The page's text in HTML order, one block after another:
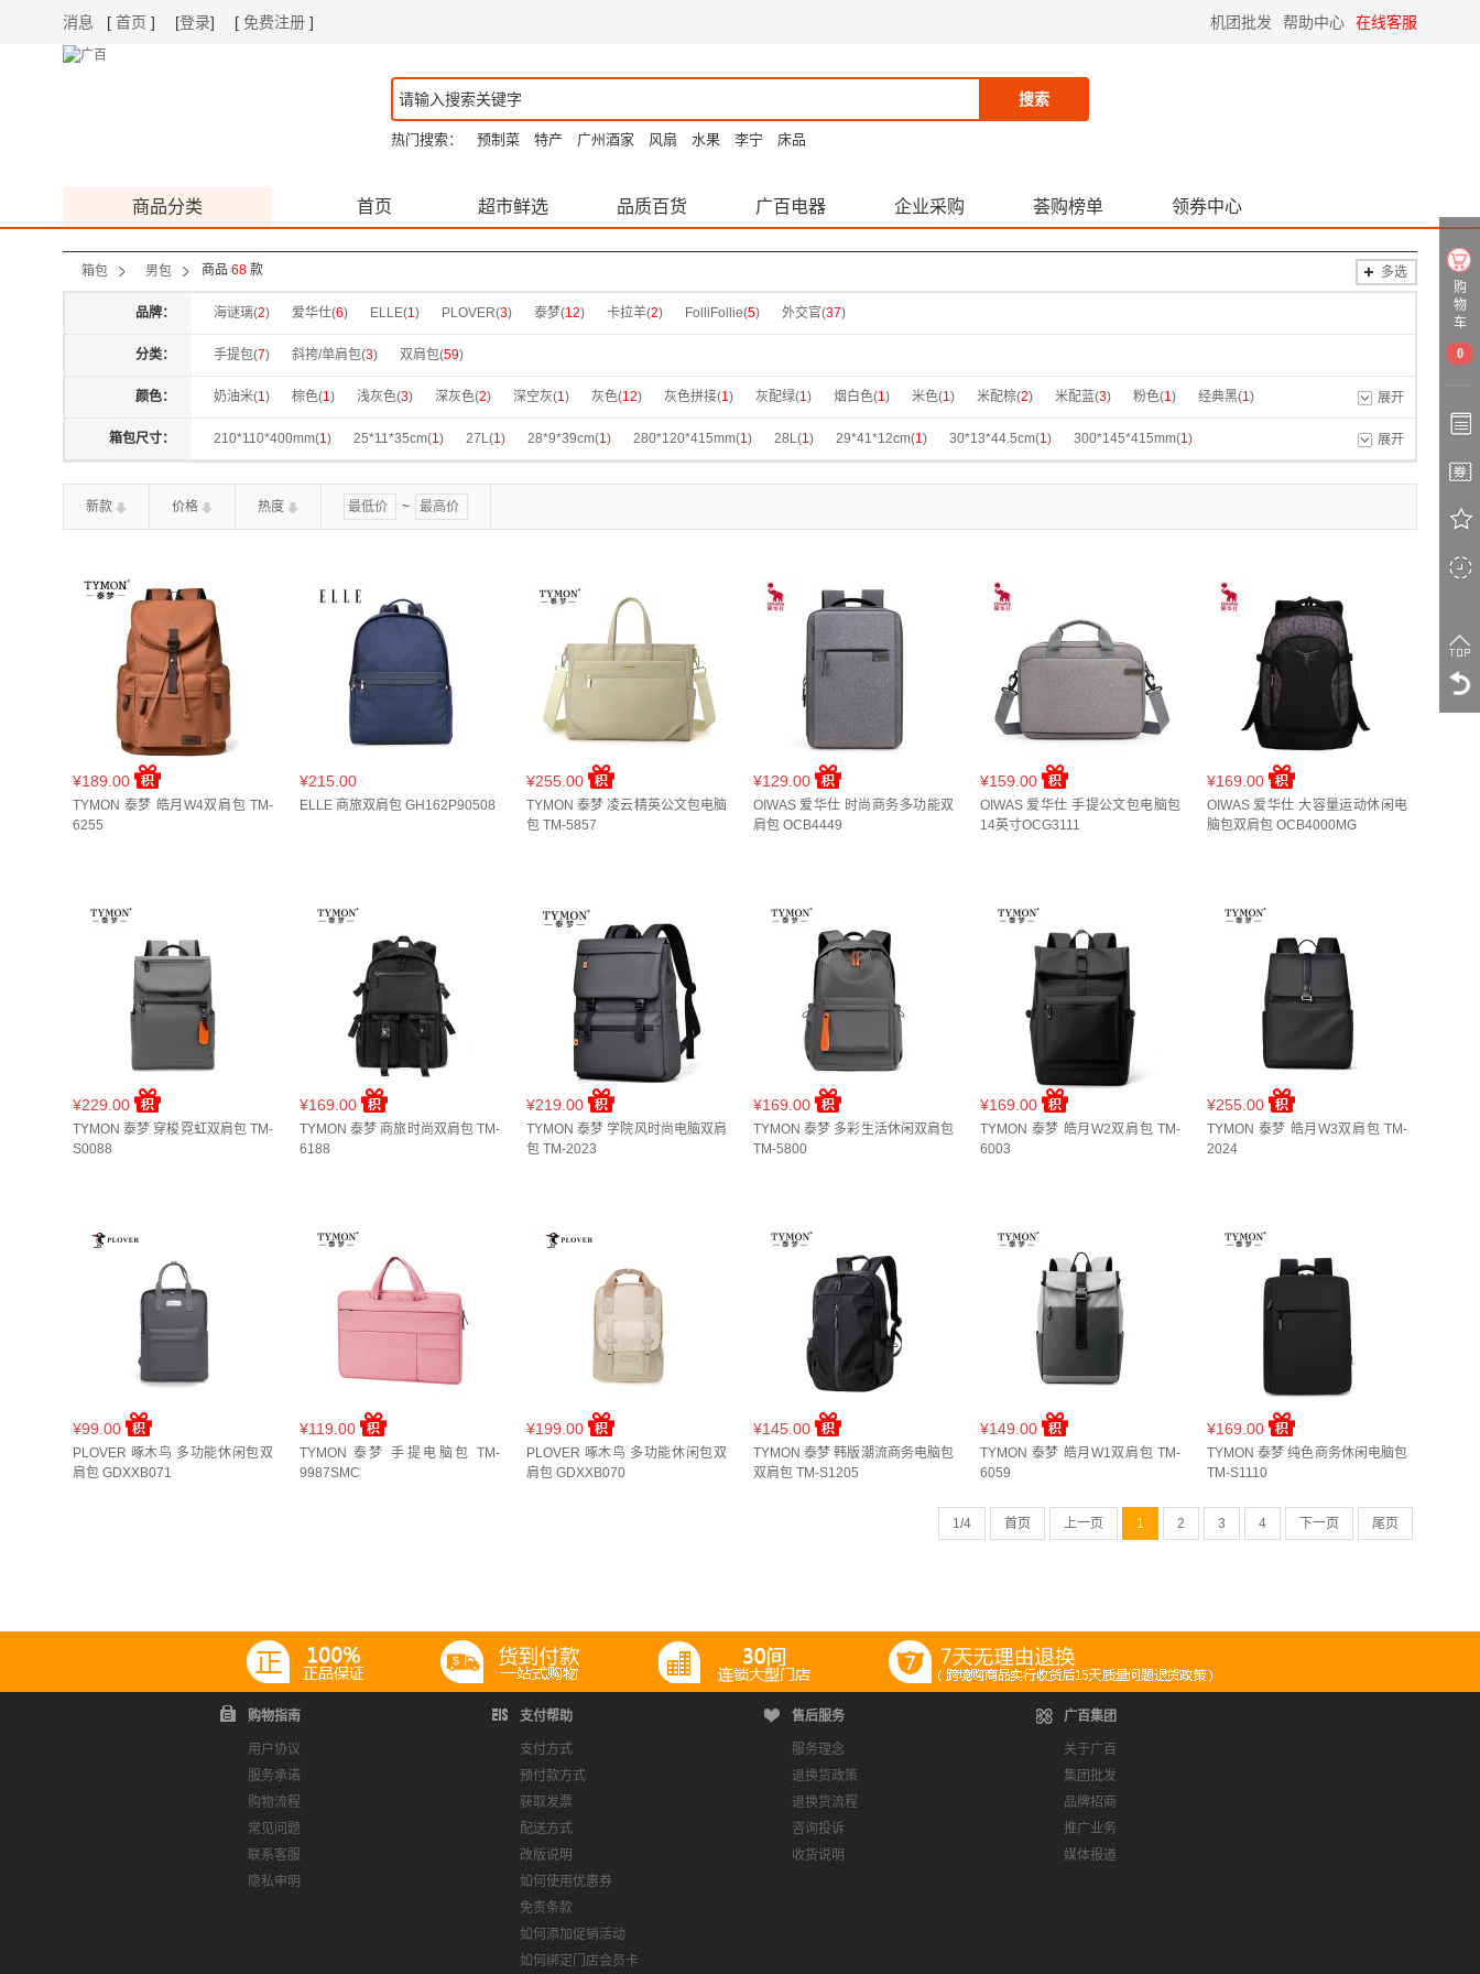
消息 [ 首页 ] [登录] [ 免费注册 ] 在线客服
帮助中心
机团批发
购
物
车
0
搜索
热门搜索： 预制菜 特产 广州酒家 风扇 水果 李宁 床品
商品分类 首页 超市鲜选 品质百货 广百电器 企业采购 荟购榜单 领券中心
箱包 男包 商品 68 款 多选
品牌： 海谜璃(2) 爱华仕(6) ELLE(1) PLOVER(3) 泰梦(12) 卡拉羊(2) FolliFollie(5) 外交官(37)
分类： 手提包(7) 斜挎/单肩包(3) 双肩包(59)
颜色： 奶油米(1) 棕色(1) 浅灰色(3) 深灰色(2) 深空灰(1) 灰色(12) 灰色拼接(1) 灰配绿(1) 烟白色(1) 米色(1) 米配棕(2) 米配蓝(3) 粉色(1) 经典黑(1)
茶色(1) 蓝色(2) 麻灰色( 1) 黑色( 29) 黑色星云(1) 黑配卡其(1) 丁香紫天空之城( 1) 卡其色(1) 咖啡(1) 微醺粉(1) 抹茶绿( 1) 棕色(1 ) 橙色(
展开
箱包尺寸： 210*110*400mm(1) 25*11*35cm(1) 27L(1) 28*9*39cm(1) 280*120*415mm(1) 28L(1) 29*41*12cm(1) 30*13*44.5cm(1) 300*145*415mm(1)
39*28.5*20cm(1) 39*29*14cm(
展开
新款 价格 热度 ~
¥189.00
TYMON 泰梦 皓月W4双肩包 TM-
6255
¥215.00
ELLE 商旅双肩包 GH162P90508
¥255.00
TYMON 泰梦 凌云精英公文包电脑
包 TM-5857
¥129.00
OIWAS 爱华仕 时尚商务多功能双
肩包 OCB4449
¥159.00
OIWAS 爱华仕 手提公文包电脑包
14英寸OCG3111
¥169.00
OIWAS 爱华仕 大容量运动休闲电
脑包双肩包 OCB4000MG
¥229.00
TYMON 泰梦 穿梭霓虹双肩包 TM-
S0088
¥169.00
TYMON 泰梦 商旅时尚双肩包 TM-
6188
¥219.00
TYMON 泰梦 学院风时尚电脑双肩
包 TM-2023
¥169.00
TYMON 泰梦 多彩生活休闲双肩包
TM-5800
¥169.00
TYMON 泰梦 皓月W2双肩包 TM-
6003
¥255.00
TYMON 泰梦 皓月W3双肩包 TM-
2024
¥99.00
PLOVER 啄木鸟 多功能休闲包双
肩包 GDXXB071
¥119.00
TYMON 泰梦 手提电脑包 TM-
9987SMC
¥199.00
PLOVER 啄木鸟 多功能休闲包双
肩包 GDXXB070
¥145.00
TYMON 泰梦 韩版潮流商务电脑包
双肩包 TM-S1205
¥149.00
TYMON 泰梦 皓月W1双肩包 TM-
6059
¥169.00
TYMON 泰梦 纯色商务休闲电脑包
TM-S1110
1/4 首页 上一页 1 2 3 4 下一页 尾页
购物指南
用户协议
服务承诺
购物流程
常见问题
联系客服
隐私申明
支付帮助
支付方式
预付款方式
获取发票
配送方式
改版说明
如何使用优惠券
免责条款
如何添加促销活动
如何绑定门店会员卡
售后服务
服务理念
退换货政策
退换货流程
咨询投诉
收货说明
广百集团
关于广百
集团批发
品牌招商
推广业务
媒体报道